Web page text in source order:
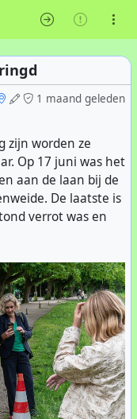
1 maand geleden
zijn worden ze
Op 17 juni was het
aan de laan bij de
De laatste is
verrot was en